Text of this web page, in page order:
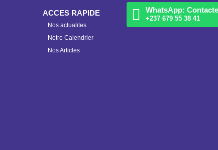
WhatsApp:
+237 679 55 38 41
ACCES RAPIDE
Nos actualites
Notre Calendrier
Nos Articles